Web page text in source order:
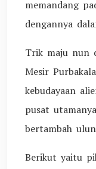
memandang
dengannya
Trik maju nun
Mesir
kebudayaan
pusat
bertambah
Berikut yaitu